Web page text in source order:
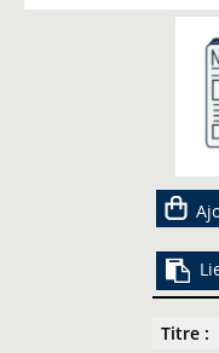
Titre :